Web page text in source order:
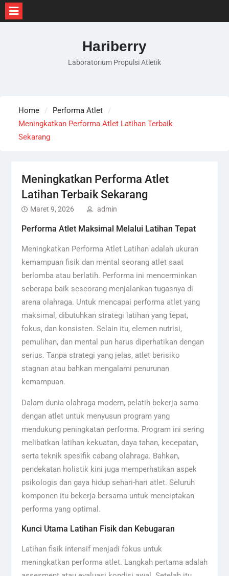
Hariberry
Laboratorium Propulsi Atletik
Home
Performa Atlet
Meningkatkan Performa Atlet Latihan Terbaik
Sekarang
Meningkatkan Performa Atlet
Latihan Terbaik Sekarang
Maret 9, 2026 admin
Performa Atlet Maksimal Melalui Latihan Tepat
Meningkatkan Performa Atlet Latihan adalah ukuran
kemampuan fisik dan mental seorang atlet saat
berlomba atau berlatih. Performa ini mencerminkan
seberapa baik seseorang menjalankan tugasnya di
arena olahraga. Untuk mencapai performa atlet yang
maksimal, dibutuhkan strategi latihan yang tepat,
fokus, dan konsisten. Selain itu, elemen nutrisi,
pemulihan, dan mental pun harus diperhatikan dengan
serius. Tanpa strategi yang jelas, atlet berisiko
stagnan atau bahkan mengalami penurunan
kemampuan.
Dalam dunia olahraga modern, pelatih bekerja sama
dengan atlet untuk menyusun program yang
mendukung peningkatan performa. Program ini sering
melibatkan latihan kekuatan, daya tahan, kecepatan,
serta teknik spesifik cabang olahraga. Bahkan,
pendekatan holistik kini juga memperhatikan aspek
psikologis dan gaya hidup sehari-hari atlet. Seluruh
komponen itu bekerja bersama untuk menciptakan
performa yang optimal.
Kunci Utama Latihan Fisik dan Kebugaran
Latihan fisik intensif menjadi fokus untuk
meningkatkan performa atlet. Langkah pertama adalah